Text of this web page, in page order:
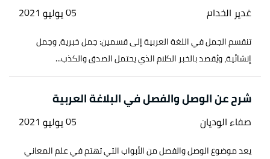
غدير الخدام 05 يوليو 2021
تنقسم الجمل في اللغة العربية إلى قسمين: جمل خبرية، وجمل
إنشائية، ويُقصد بالخبر الكلام الذي يحتمل الصدق والكذب...
شرح عن الوصل والفصل في البلاغة العربية
صفاء الوديان 05 يوليو 2021
يعد موضوع الوصل والفصل من الأبواب التي تهتم في علم المعاني